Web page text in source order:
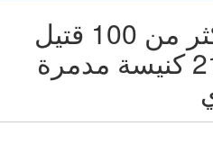
أفريقيا/نيجيريا - أكثر من 100 قتيل
و98 ألف نازح و217 كنيسة مدمرة